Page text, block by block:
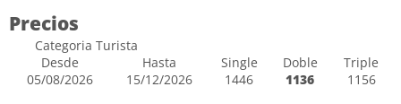
Precios
Categoria Turista
Desde
Hasta Single Doble
Triple
05/08/2026
15/12/2026 1446 1136 1156